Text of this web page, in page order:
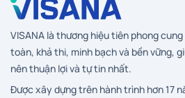
VISANA là thương hiệu tiên phong
toàn, khả thi, minh bạch và bền vững,
nên thuận lợi và tự tin nhất.
Được xây dựng trên hành trình hơn 17